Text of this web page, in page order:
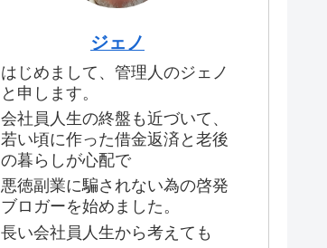
ジェノ
はじめまして、管理人のジェノ
と申します。
会社員人生の終盤も近づいて、
若い頃に作った借金返済と老後
の暮らしが心配で
悪徳副業に騙されない為の啓発
ブロガーを始めました。
長い会社員人生から考えても